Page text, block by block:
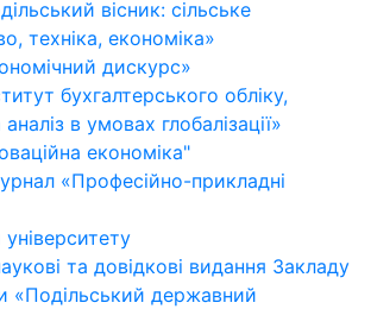
вісник: сільське
техніка, економіка»
дискурс»
бухгалтерського обліку,
в умовах глобалізації»
економіка"
«Професійно-прикладні
та довідкові видання Закладу
«Подільський державний